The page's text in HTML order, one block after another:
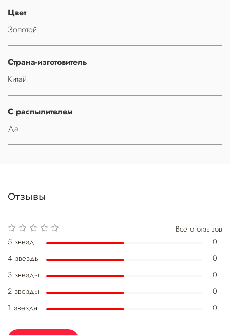
Цвет
Золотой
Страна-изготовитель
Китай
С распылителем
Да
Отзывы
Всего отзывов
5 звезд
0
4 звезды
0
3 звезды
0
2 звезды
0
1 звезда
0